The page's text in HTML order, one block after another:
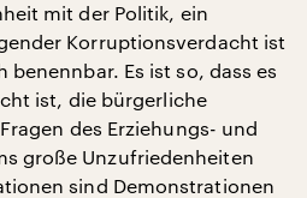
mit der Politik, ein
Korruptionsverdacht ist
Es ist so, dass es
ist, die bürgerliche
des Erziehungs- und
große Unzufriedenheiten
sind Demonstrationen